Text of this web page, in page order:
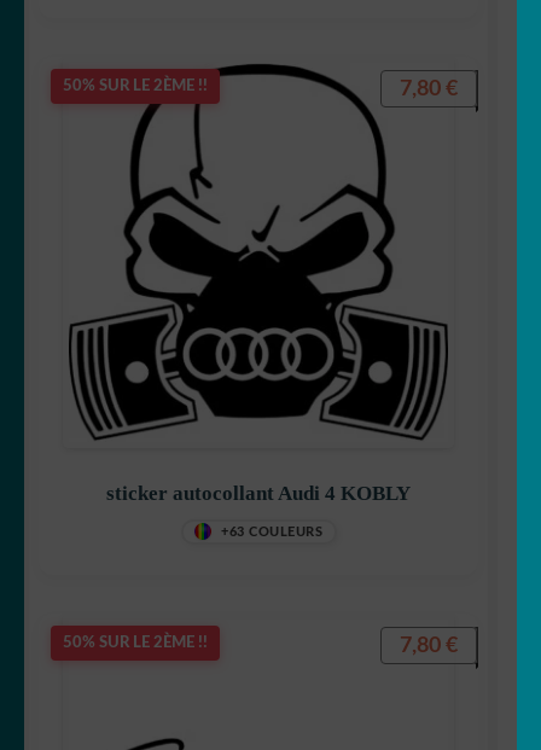
50% SUR LE 2ÈME !!
sticker autocollant Audi 4 KOBLY
+63 COULEURS
7,80 €
50% SUR LE 2ÈME !! 7,80 €